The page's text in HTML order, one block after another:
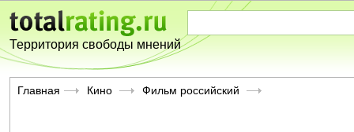
Территория свободы мнений
Главная Кино Фильм российский